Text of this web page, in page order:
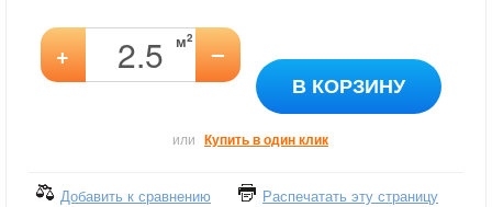
+ м2 –
В КОРЗИНУ
или Купить в один клик
Добавить к сравнению Распечатать эту страницу